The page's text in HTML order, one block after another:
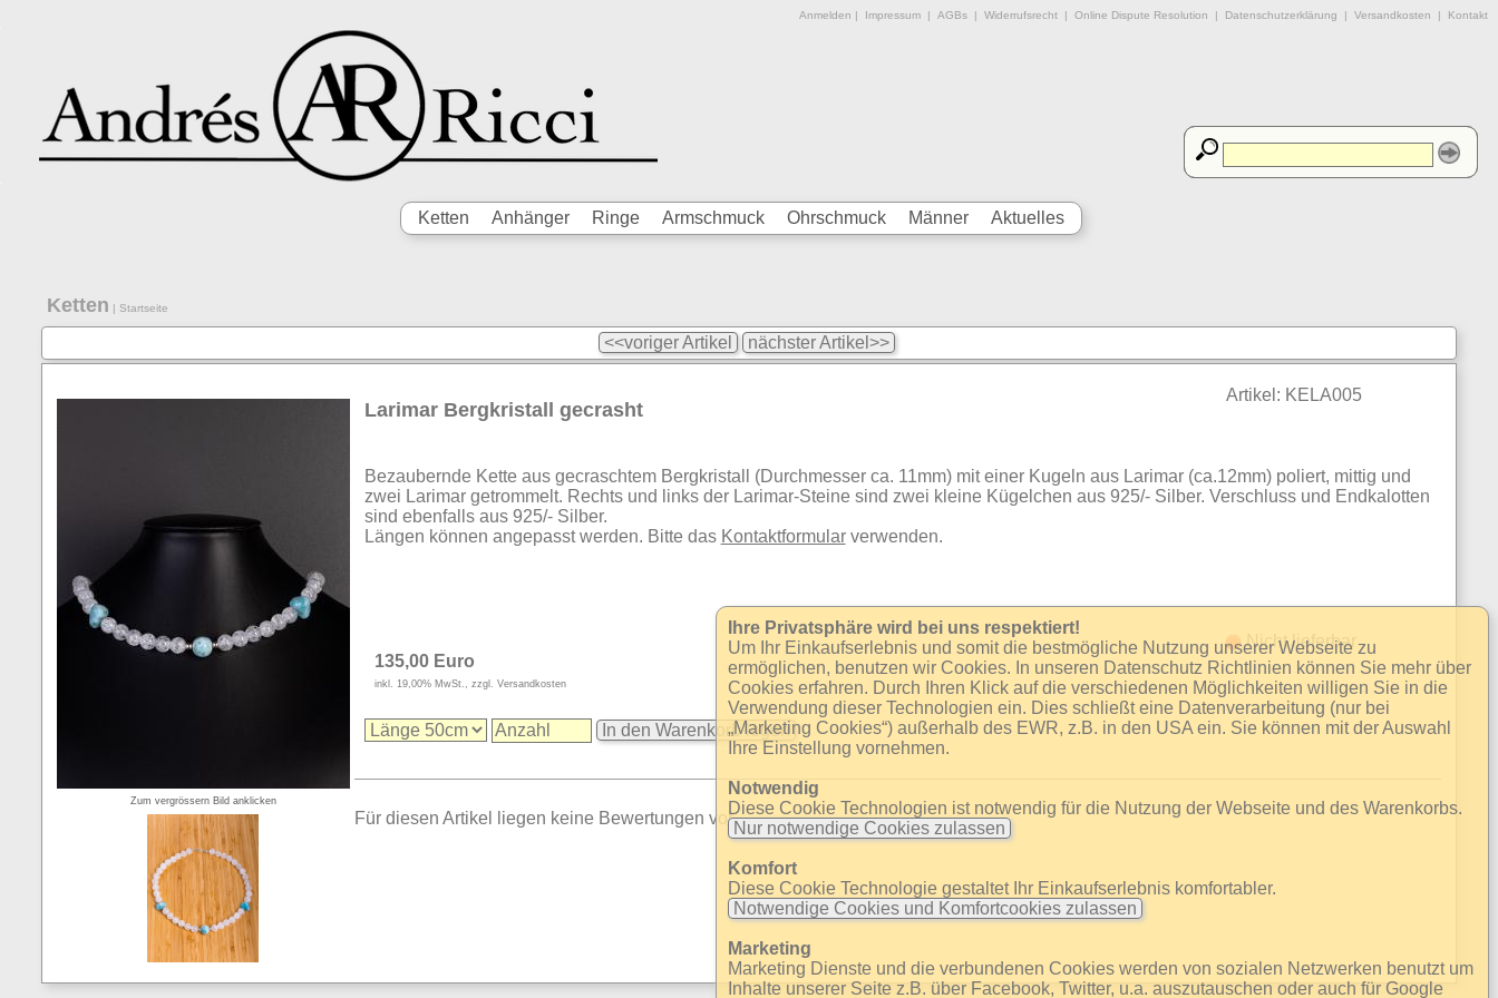
Ihre Privatsphäre wird bei uns respektiert!
Um Ihr Einkaufserlebnis und somit die bestmögliche Nutzung unserer Webseite zu
ermöglichen, benutzen wir Cookies. In unseren Datenschutz Richtlinien können Sie mehr über
Cookies erfahren. Durch Ihren Klick auf die verschiedenen Möglichkeiten willigen Sie in die
Verwendung dieser Technologien ein. Dies schließt eine Datenverarbeitung (nur bei
„Marketing Cookies“) außerhalb des EWR, z.B. in den USA ein. Sie können mit der Auswahl
Ihre Einstellung vornehmen.
Notwendig
Diese Cookie Technologien ist notwendig für die Nutzung der Webseite und des Warenkorbs.
Nur notwendige Cookies zulassen
Komfort
Diese Cookie Technologie gestaltet Ihr Einkaufserlebnis komfortabler.
Notwendige Cookies und Komfortcookies zulassen
Marketing
Marketing Dienste und die verbundenen Cookies werden von sozialen Netzwerken benutzt um
Inhalte unserer Seite z.B. über Facebook, Twitter, u.a. auszutauschen oder auch für Google
Anmelden | Impressum | AGBs | Widerrufsrecht | Online Dispute Resolution | Datenschutzerklärung | Versandkosten | Kontakt
Ketten Anhänger Ringe Armschmuck Ohrschmuck Männer Aktuelles
Ketten | Startseite
<<voriger Artikel nächster Artikel>>
Zum vergrössern Bild anklicken
Larimar Bergkristall gecrasht
Artikel: KELA005
Bezaubernde Kette aus gecraschtem Bergkristall (Durchmesser ca. 11mm) mit einer Kugeln aus Larimar (ca.12mm) poliert, mittig und
zwei Larimar getrommelt. Rechts und links der Larimar-Steine sind zwei kleine Kügelchen aus 925/- Silber. Verschluss und Endkalotten
sind ebenfalls aus 925/- Silber.
Längen können angepasst werden. Bitte das Kontaktformularverwenden.
135,00 Euro
inkl. 19,00% MwSt., zzgl. Versandkosten
Nicht lieferbar
In den Warenkorb legen
Für diesen Artikel liegen keine Bewertungen vor.